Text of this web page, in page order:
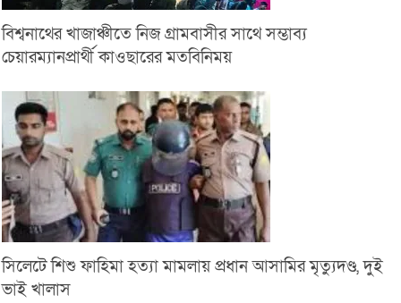
বিশ্বনাথের খাজাঞ্চীতে নিজ গ্রামবাসীর সাথে সম্ভাব্য
চেয়ারম্যানপ্রার্থী কাওছারের মতবিনিময়
সিলেটে শিশু ফাহিমা হত্যা মামলায় প্রধান আসামির মৃত্যুদণ্ড, দুই
ভাই খালাস